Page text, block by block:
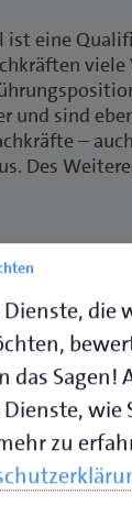
eine
und sind
–
Des
Ihnen
neuen
neue
die
das Sagen!
wie
zu